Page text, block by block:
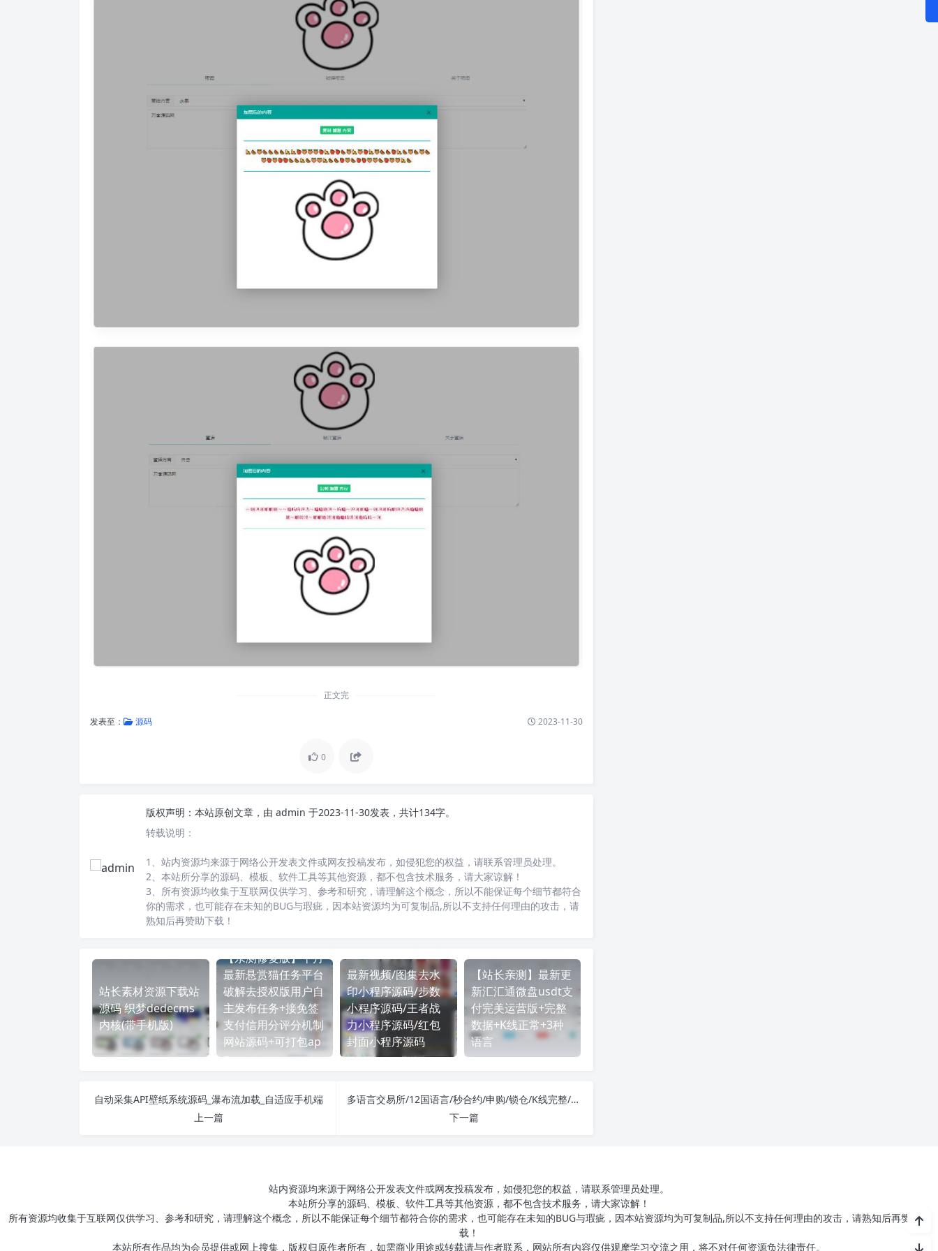
正文完
发表至： 源码 2023-11-30
0
版权声明： 本站原创文章，由 admin 于2023-11-30发表，共计134字。
转载说明：
1、站内资源均来源于网络公开发表文件或网友投稿发布，如侵犯您的权益，请联系管理员处理。
2、本站所分享的源码、模板、软件工具等其他资源，都不包含技术服务，请大家谅解！
3、所有资源均收集于互联网仅供学习、参考和研究，请理解这个概念，所以不能保证每个细节都符合
你的需求，也可能存在未知的BUG与瑕疵，因本站资源均为可复制品,所以不支持任何理由的攻击，请
熟知后再赞助下载！
站长素材资源下载站
源码 织梦dedecms
内核(带手机版)
【亲测修复版】十月
最新悬赏猫任务平台
破解去授权版用户自
主发布任务+接免签
支付信用分评分机制
网站源码+可打包ap
p
最新视频/图集去水
印小程序源码/步数
小程序源码/王者战
力小程序源码/红包
封面小程序源码
【站长亲测】最新更
新汇汇通微盘usdt支
付完美运营版+完整
数据+K线正常+3种
语言
自动采集API壁纸系统源码_瀑布流加载_自适应手机端
上一篇
多语言交易所/12国语言/秒合约/申购/锁仓/K线完整/脚本最全/带教程/日夜模式
下一篇
站内资源均来源于网络公开发表文件或网友投稿发布，如侵犯您的权益，请联系管理员处理。
本站所分享的源码、模板、软件工具等其他资源，都不包含技术服务，请大家谅解！
所有资源均收集于互联网仅供学习、参考和研究，请理解这个概念，所以不能保证每个细节都符合你的需求，也可能存在未知的BUG与瑕疵，因本站资源均为可复制品,所以不支持任何理由的攻击，请熟知后再赞助下
载！
本站所有作品均为会员提供或网上搜集，版权归原作者所有，如需商业用途或转载请与作者联系，网站所有内容仅供观摩学习交流之用，将不对任何资源负法律责任。